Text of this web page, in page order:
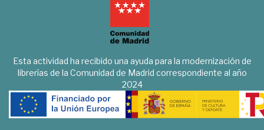
Esta actividad ha recibido una ayuda para la modernización de
librerías de la Comunidad de Madrid correspondiente al año
2024